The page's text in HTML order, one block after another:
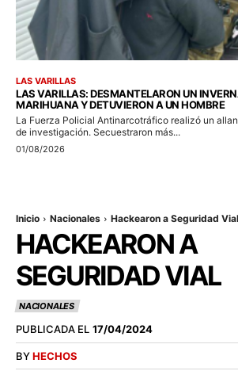
LAS VARILLAS
LAS VARILLAS: DESMANTELARON UN
MARIHUANA Y DETUVIERON A UN HOMBRE
La Fuerza Policial Antinarcotráfico realizó un
de investigación. Secuestraron más...
01/08/2026